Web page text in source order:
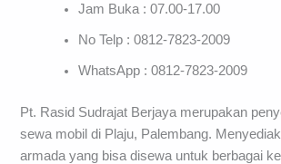
Jam Buka : 07.00-17.00
No Telp : 0812-7823-2009
WhatsApp : 0812-7823-2009
Pt. Rasid Sudrajat Berjaya merupakan
sewa mobil di Plaju, Palembang.
armada yang bisa disewa untuk berbagai